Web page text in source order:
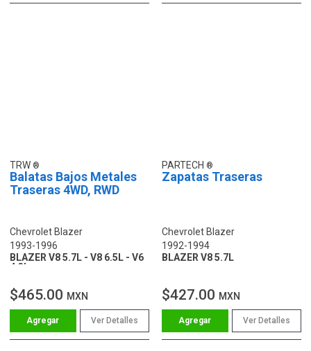
TRW
Balatas Bajos Metales
Traseras 4WD, RWD
Chevrolet Blazer
1993-1996
BLAZER V8 5.7L - V8 6.5L - V6
4.3L
$465.00 MXN
Ver Detalles
PARTECH
Zapatas Traseras
Chevrolet Blazer
1992-1994
BLAZER V8 5.7L
$427.00 MXN
Ver Detalles